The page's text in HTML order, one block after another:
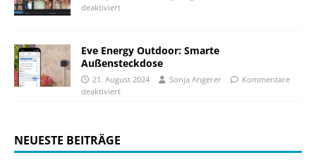
deaktiviert
Eve Energy Outdoor: Smarte
Außensteckdose
21. August 2024 Sonja Angerer
Kommentare
deaktiviert
NEUESTE BEITRÄGE